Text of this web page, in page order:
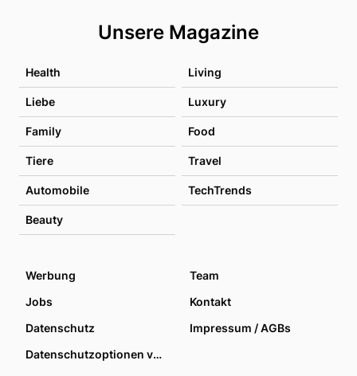
Unsere Magazine
Health Living
Liebe Luxury
Family Food
Tiere Travel
Automobile TechTrends
Beauty
Werbung
Team
Jobs
Kontakt
Datenschutz
Impressum / AGBs
Datenschutzoptionen verwalten